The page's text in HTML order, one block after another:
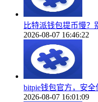
比特派钱包提币慢？
2026-08-07 16:46:22
bitpie钱包官方，安
2026-08-07 16:01:09